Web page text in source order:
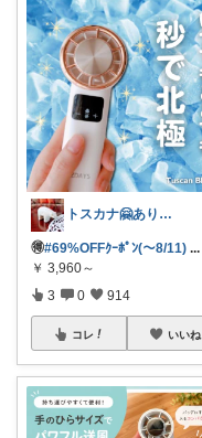
トスカナ🤗ありがとうございます💕
🉐#69%OFFｸｰﾎﾟﾝ(～8/11) ...
￥ 3,960～
3 0 914
コレ いいね